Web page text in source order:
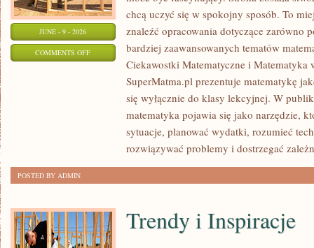
JUNE - 9 - 2026
COMMENTS OFFON
CIEKAWOSTKI
MATEMATYCZNE
chcą uczyć się w spokojny sposób. To
znaleźć opracowania dotyczące zarówno
bardziej zaawansowanych tematów
Ciekawostki Matematyczne i Matematyka
SuperMatma.pl prezentuje matematykę
się wyłącznie do klasy lekcyjnej. W
matematyka pojawia się jako narzędzie,
sytuacje, planować wydatki, rozumieć
rozwiązywać problemy i dostrzegać
POSTED BY ADMIN
Trendy i Inspiracje